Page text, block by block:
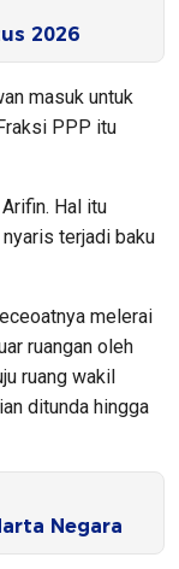
2026
masuk untuk
PPP itu
Hal itu
terjadi baku
melerai
ruangan oleh
ruang wakil
ditunda hingga
Negara